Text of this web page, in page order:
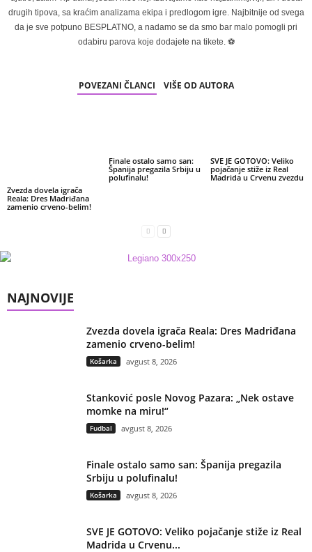
drugih tipova, sa kraćim analizama ekipa i predlogom igre. Najbitnije od svega
da je sve potpuno BESPLATNO, a nadamo se da smo bar malo pomogli pri
odabiru parova koje dodajete na tikete. ⚽
POVEZANI ČLANCI VIŠE OD AUTORA
Zvezda dovela igrača
Reala: Dres Madriđana
zamenio crveno-belim!
Finale ostalo samo san:
Španija pregazila Srbiju u
polufinalu!
SVE JE GOTOVO: Veliko
pojačanje stiže iz Real
Madrida u Crvenu zvezdu
NAJNOVIJE
Zvezda dovela igrača Reala: Dres Madriđana
zamenio crveno-belim!
Košarka avgust 8, 2026
Stanković posle Novog Pazara: „Nek ostave
momke na miru!“
Fudbal avgust 8, 2026
Finale ostalo samo san: Španija pregazila
Srbiju u polufinalu!
Košarka avgust 8, 2026
SVE JE GOTOVO: Veliko pojačanje stiže iz Real
Madrida u Crvenu...